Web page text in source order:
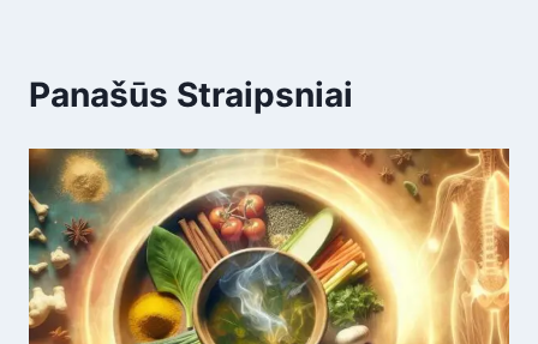
Panašūs Straipsniai